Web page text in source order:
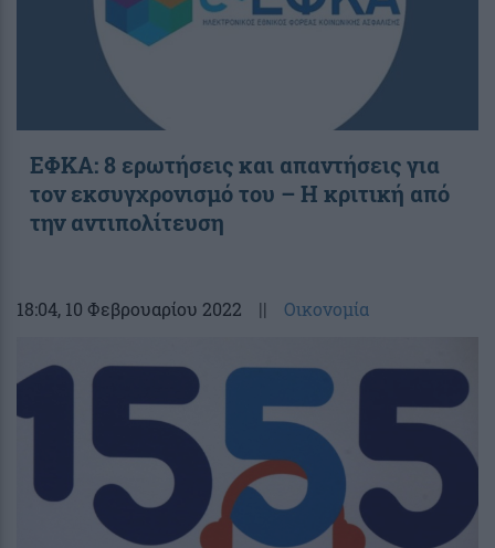
ΕΦΚΑ: 8 ερωτήσεις και απαντήσεις για
τον εκσυγχρονισμό του – Η κριτική από
την αντιπολίτευση
18:04, 10 Φεβρουαρίου 2022 || Οικονομία